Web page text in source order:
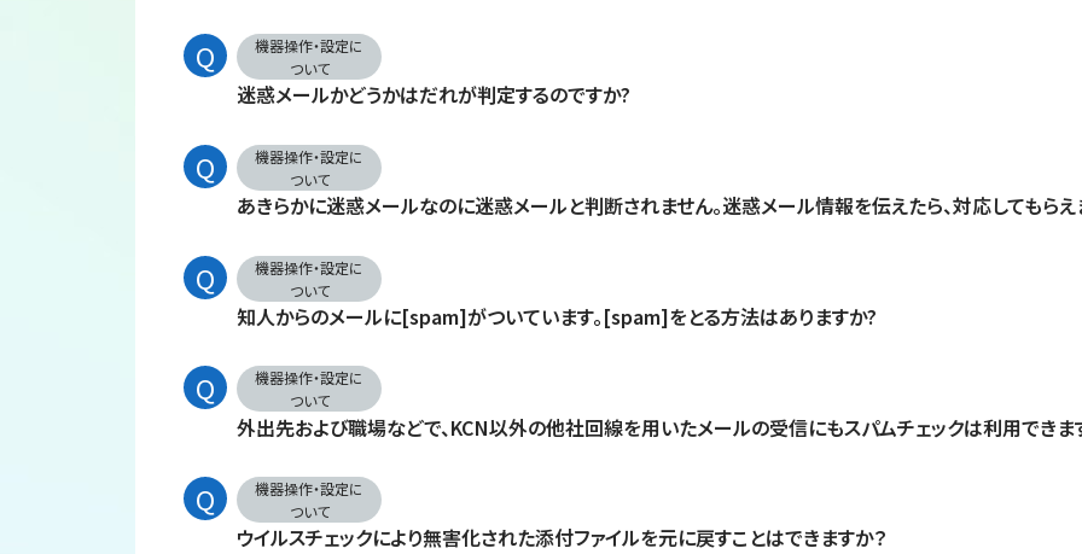
機器操作・設定に
ついて
迷惑メールかどうかはだれが判定するのですか?
機器操作・設定に
ついて
あきらかに迷惑メールなのに迷惑メールと判断されません。迷惑メール情報を伝えたら、対応してもらえ
機器操作・設定に
ついて
知人からのメールに[spam]がついています。[spam]をとる方法はありますか?
機器操作・設定に
ついて
外出先および職場などで、KCN以外の他社回線を用いたメールの受信にもスパムチェックは利用できま
機器操作・設定に
ついて
ウイルスチェックにより無害化された添付ファイルを元に戻すことはできますか？